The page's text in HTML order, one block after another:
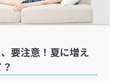
要注意！夏に増え